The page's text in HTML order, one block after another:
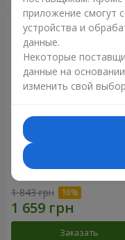
Букет "Сказочная
1 843 грн
Заказать
приложение смогут
устройства и
данные.
Некоторые
данные на
изменить свой